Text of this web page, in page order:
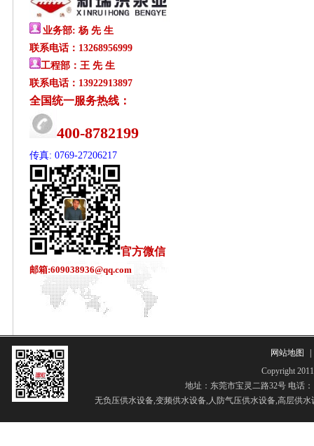
业务部: 杨 先 生
联系电话：13268956999
工程部：王 先 生
联系电话：13922913897
全国统一服务热线：
400-8782199
传真: 0769-27206217
官方微信
邮箱:609038936@qq.com
网站地图
Copyright
地址：东莞市宝灵二路32号 电话：
无负压供水设备,变频供水设备,人防气压供水设备,高层供